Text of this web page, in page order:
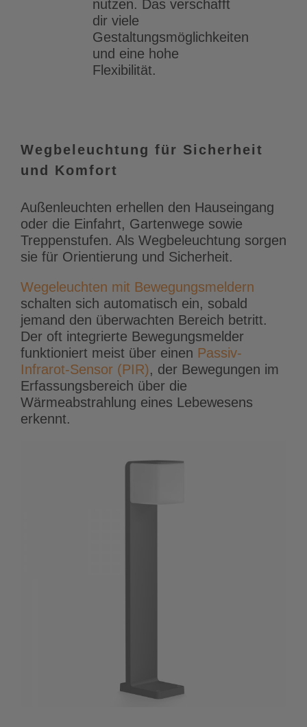
nutzen. Das verschafft
dir viele
Gestaltungsmöglichkeiten
und eine hohe
Flexibilität.
Wegbeleuchtung für Sicherheit
und Komfort
Außenleuchten erhellen den Hauseingang
oder die Einfahrt, Gartenwege sowie
Treppenstufen. Als Wegbeleuchtung sorgen
sie für Orientierung und Sicherheit.
Wegeleuchten mit Bewegungsmeldern
schalten sich automatisch ein, sobald
jemand den überwachten Bereich betritt.
Der oft integrierte Bewegungsmelder
funktioniert meist über einen Passiv-
Infrarot-Sensor (PIR), der Bewegungen im
Erfassungsbereich über die
Wärmeabstrahlung eines Lebewesens
erkennt.